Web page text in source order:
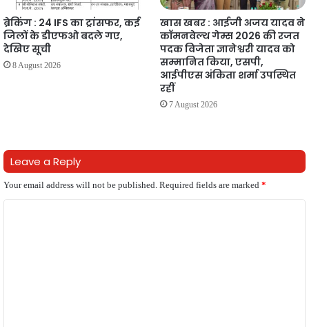
ब्रेकिंग : 24 IFS का ट्रांसफर, कई
जिलों के डीएफओ बदले गए,
देखिए सूची
8 August 2026
खास खबर : आईजी अजय यादव ने
कॉमनवेल्थ गेम्स 2026 की रजत
पदक विजेता ज्ञानेश्वरी यादव को
सम्मानित किया, एसपी,
आईपीएस अंकिता शर्मा उपस्थित
रहीं
7 August 2026
Leave a Reply
Your email address will not be published. Required fields are marked *